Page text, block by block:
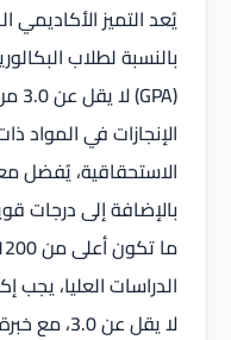
يُعد التميز
بالنسبة لطلاب
الإنجازات في المواد
الدراسات العليا،
لا يقل عن